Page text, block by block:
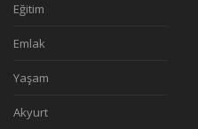
Eğitim
Emlak
Yaşam
Akyurt